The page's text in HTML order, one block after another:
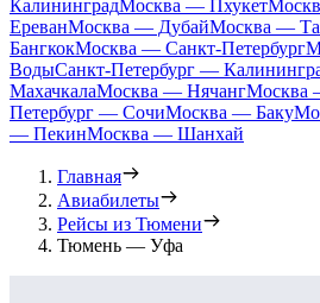
КалининградМосква — Пхукет
ЕреванМосква — ДубайМосква —
БангкокМосква — Санкт-Петербург
ВодыСанкт-Петербург —
МахачкалаМосква — НячангМосква
Петербург — СочиМосква — Баку
— ПекинМосква — Шанхай
Главная
Авиабилеты
Рейсы из Тюмени
Тюмень — Уфа